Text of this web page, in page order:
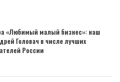
«Любимый малый бизнес»: наш
Головач в числе лучших
России